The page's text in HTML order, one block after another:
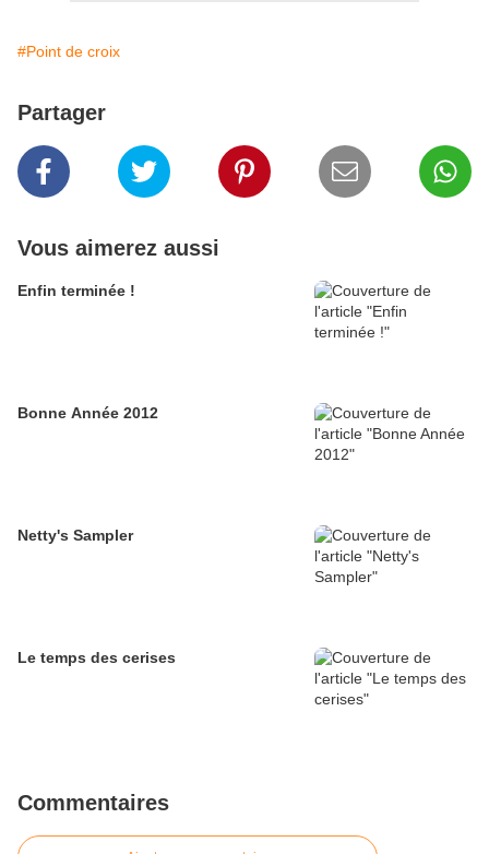
#Point de croix
Partager
Vous aimerez aussi
Enfin terminée !
Bonne Année 2012
Netty's Sampler
Le temps des cerises
Commentaires